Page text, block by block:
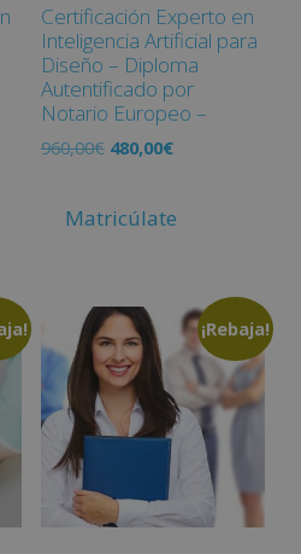
Certificación Experto en
Inteligencia Artificial para
Diseño – Diploma
Autentificado por
Notario Europeo –
960,00€ 480,00€
Matricúlate
¡Rebaja!